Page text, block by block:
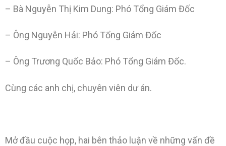
– Bà Nguyễn Thị Kim Dung: Phó Tổng Giám Đốc
– Ông Nguyễn Hải: Phó Tổng Giám Đốc
– Ông Trương Quốc Bảo: Phó Tổng Giám Đốc.
Cùng các anh chị, chuyên viên dư án.
Mở đầu cuộc họp, hai bên thảo luận về những vấn đề